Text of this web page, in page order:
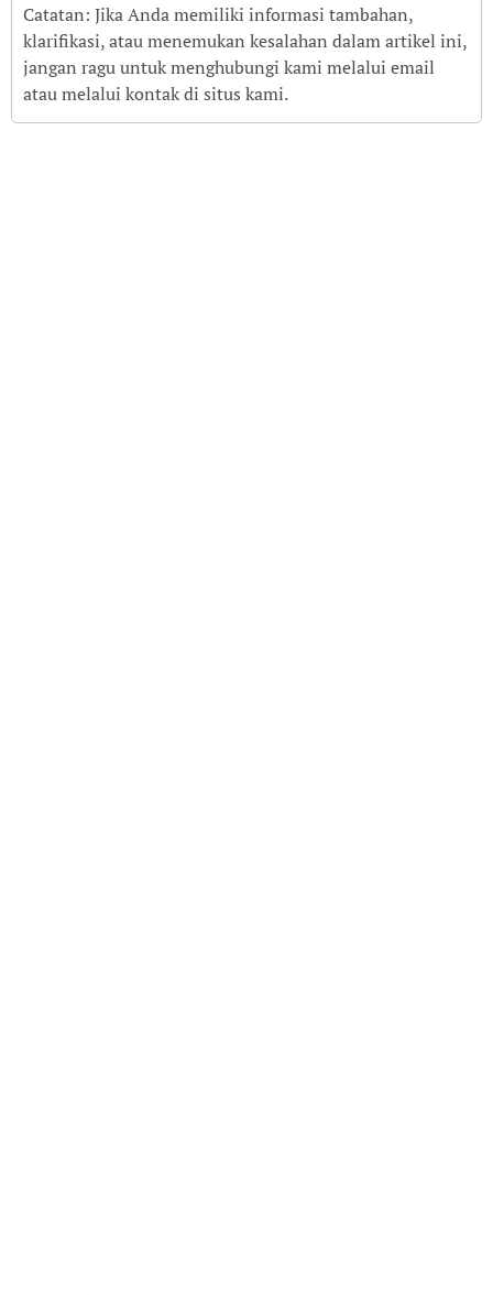
Catatan: Jika Anda memiliki informasi tambahan,
klarifikasi, atau menemukan kesalahan dalam artikel ini,
jangan ragu untuk menghubungi kami melalui email
atau melalui kontak di situs kami.